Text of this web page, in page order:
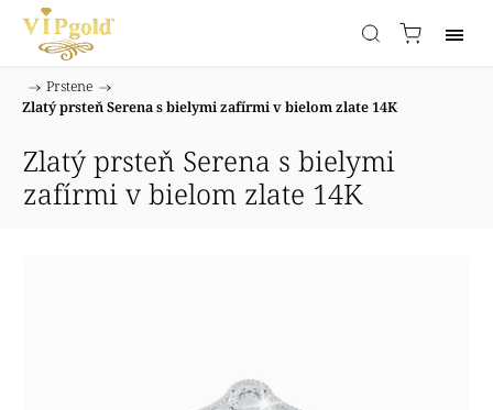
Domov
/ Prstene /
Zlatý prsteň Serena s bielymi zafírmi v bielom zlate 14K
Zlatý prsteň Serena s bielymi
zafírmi v bielom zlate 14K